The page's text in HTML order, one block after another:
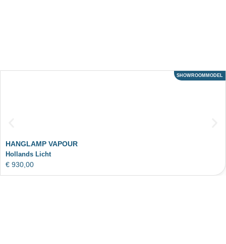
ACTIE
SHOWROOMMODEL
HANGLAMP VAPOUR
Hollands Licht
€ 930,00